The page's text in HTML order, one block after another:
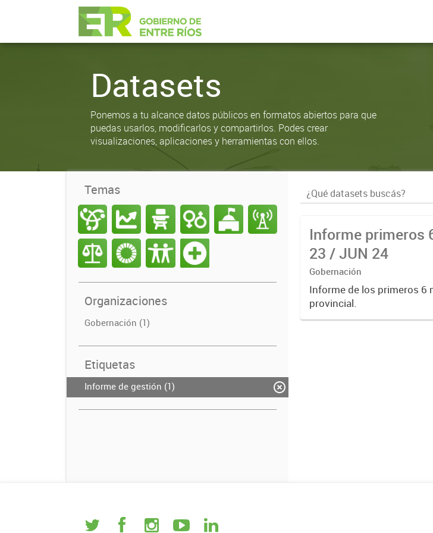
Datasets
Ponemos a tu alcance datos públicos en formatos abiertos para que
puedas usarlos, modificarlos y compartirlos. Podes crear
visualizaciones, aplicaciones y herramientas con ellos.
Temas
Organizaciones
Gobernación (1)
Etiquetas
Informe de gestión (1)
Informe primeros
23 / JUN 24
Gobernación
Informe de los primeros 6
provincial.